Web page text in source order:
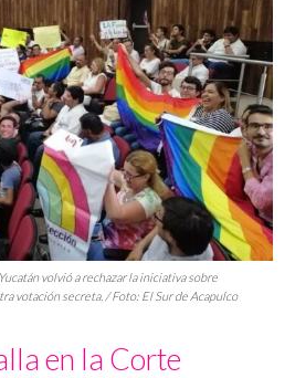
volvió a rechazar la iniciativa sobre
votación secreta. / Foto: El Sur de Acapulco
en la Corte